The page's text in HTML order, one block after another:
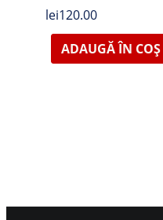
lei120.00
ADAUGĂ ÎN COȘ